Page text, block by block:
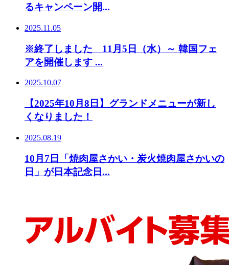
るキャンペーン開...
2025.11.05
※終了しました 11月5日（水）～ 韓国フェ
アを開催します ...
2025.10.07
【2025年10月8日】グランドメニューが新し
くなりました！
2025.08.19
10月7日「焼肉屋さかい・炭火焼肉屋さかいの
日」が日本記念日...